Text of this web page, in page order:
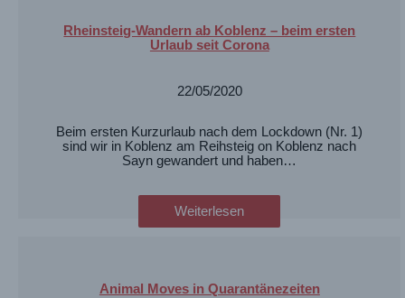
Rheinsteig-Wandern ab Koblenz – beim ersten
Urlaub seit Corona
22/05/2020
Beim ersten Kurzurlaub nach dem Lockdown (Nr. 1)
sind wir in Koblenz am Reihsteig on Koblenz nach
Sayn gewandert und haben…
Weiterlesen
Animal Moves in Quarantänezeiten